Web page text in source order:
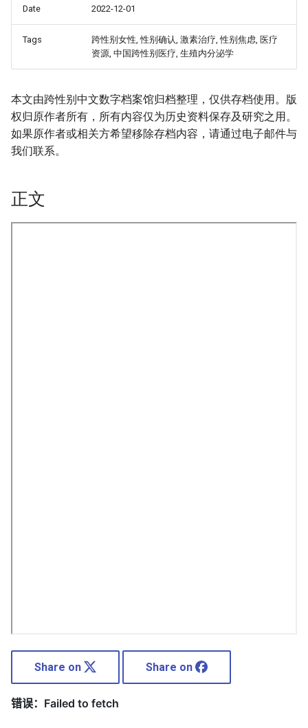
Date 2022-12-01
Tags
跨性别女性, 性别确认, 激素治疗, 性别焦虑, 医疗
资源, 中国跨性别医疗, 生殖内分泌学
本文由跨性别中文数字档案馆归档整理，仅供存档使用。版
权归原作者所有，所有内容仅为历史资料保存及研究之用。
如果原作者或相关方希望移除存档内容，请通过电子邮件与
我们联系。
正文
Share on Share on